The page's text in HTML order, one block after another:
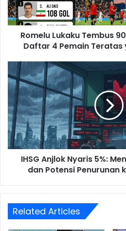
Daftar
4
Pemain
Teratas
Tajam
Romelu Lukaku Tembus
Daftar 4 Pemain Teratas
IHSG
Anjlok
Nyaris
5%:
Membedah
Penyebab
dan
Potensi
Penurunan
IHSG Anjlok Nyaris 5%:
dan Potensi Penurunan
Related Articles